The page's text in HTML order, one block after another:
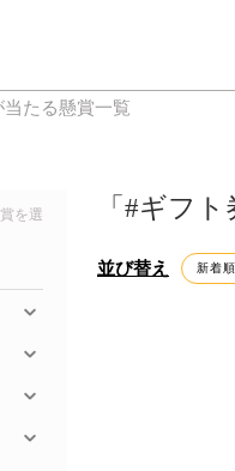
たる懸賞一覧
を選
「#ギフ
並び替え 新着順